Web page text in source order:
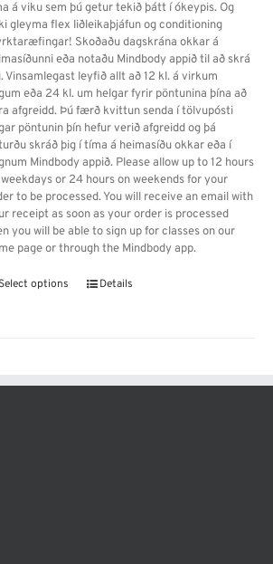
á viku sem þú getur tekið þátt í ókeypis. Og
gleyma flex liðleikaþjáfun og conditioning
Skoðaðu dagskrána okkar á
eða notaðu Mindbody appið til að skrá
Vinsamlegast leyfið allt að 12 kl. á virkum
eða 24 kl. um helgar fyrir pöntunina þína að
afgreidd. Þú færð kvittun senda í tölvupósti
pöntunin þín hefur verið afgreidd og þá
skráð þig í tíma á heimasíðu okkar eða í
Mindbody appið. Please allow up to 12 hours
or 24 hours on weekends for your
to be processed. You will receive an email with
receipt as soon as your order is processed
you will be able to sign up for classes on our
page or through the Mindbody app.
Select options Details